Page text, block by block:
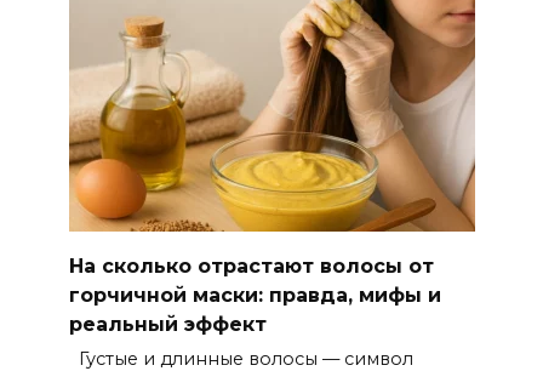
На сколько отрастают волосы от
горчичной маски: правда, мифы и
реальный эффект
Густые и длинные волосы — символ